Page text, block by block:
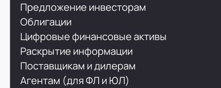
Предложение инвесторам
Облигации
Цифровые финансовые активы
Раскрытие информации
Поставщикам и дилерам
Агентам (для ФЛ и ЮЛ)